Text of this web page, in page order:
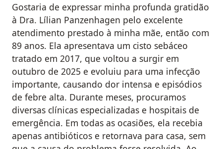
Gostaria de expressar minha profunda gratidão
à Dra. Lílian Panzenhagen pelo excelente
atendimento prestado à minha mãe, então com
89 anos. Ela apresentava um cisto sebáceo
tratado em 2017, que voltou a surgir em
outubro de 2025 e evoluiu para uma infecção
importante, causando dor intensa e episódios
de febre alta. Durante meses, procuramos
diversas clínicas especializadas e hospitais de
emergência. Em todas as ocasiões, ela recebia
apenas antibióticos e retornava para casa, sem